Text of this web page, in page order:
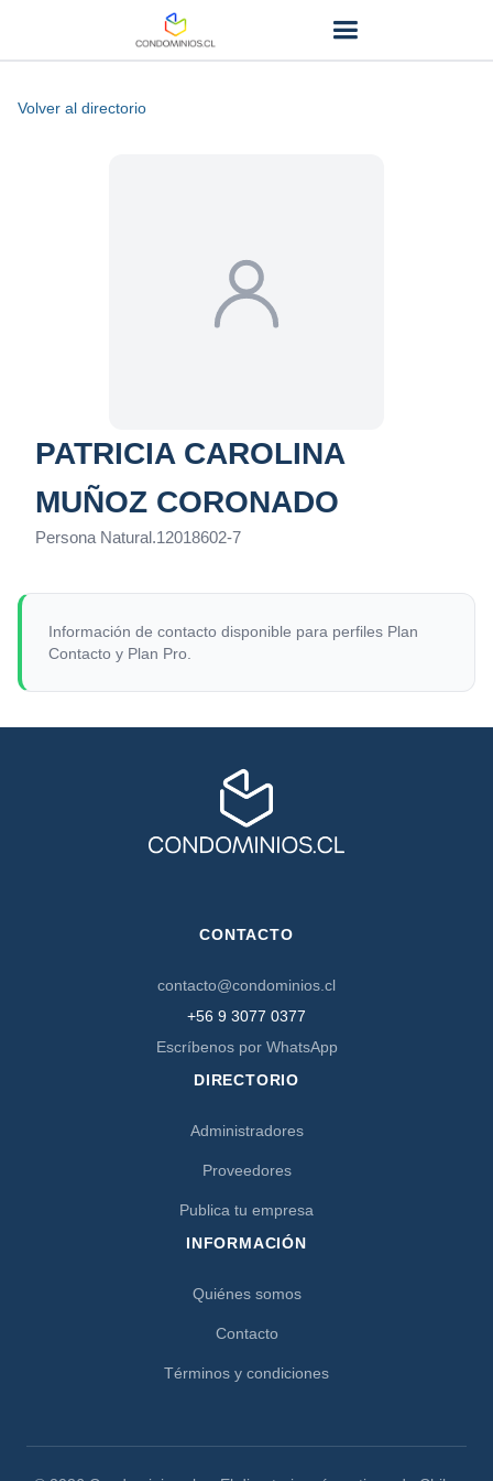
Volver al directorio
PATRICIA CAROLINA
MUÑOZ CORONADO
Persona Natural.12018602-7
Información de contacto disponible para perfiles Plan
Contacto y Plan Pro.
CONTACTO
contacto@condominios.cl
+56 9 3077 0377
Escríbenos por WhatsApp
DIRECTORIO
Administradores
Proveedores
Publica tu empresa
INFORMACIÓN
Quiénes somos
Contacto
Términos y condiciones